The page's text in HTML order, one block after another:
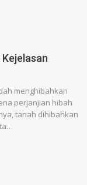
menghibahkan
perjanjian hibah
tanah dihibahkan